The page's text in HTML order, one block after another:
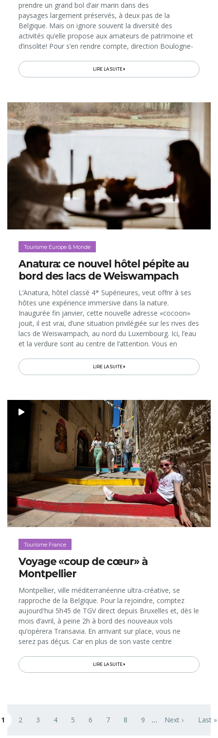
prendre un grand bol d’air marin dans des
paysages largement préservés, à deux pas de la
Belgique. Mais on ignore souvent la diversité des
activités qu’elle propose aux amateurs de patrimoine et
d’insolite! Pour s’en rendre compte, direction Boulogne-
stations balnéaires de Wimereux...
LIRE LA SUITE
Tourisme Europe & Monde
Anatura: ce nouvel hôtel pépite au
bord des lacs de Weiswampach
L’Anatura, hôtel classé 4* Supérieures, veut offrir à ses
hôtes une expérience immersive dans la nature.
Inaugurée fin janvier, cette nouvelle adresse «cocoon»
jouit, il est vrai, d’une situation privilégiée sur les rives des
lacs de Weiswampach, au nord du Luxembourg. Ici, l’eau
et la verdure sont au centre de l’attention. Vous en
contemporaine...
LIRE LA SUITE
Tourisme France
Voyage «coup de cœur» à
Montpellier
Montpellier, ville méditerranéenne ultra-créative, se
rapproche de la Belgique. Pour la rejoindre, comptez
aujourd'hui 5h45 de TGV direct depuis Bruxelles et, dès le
mois d’avril, à peine 2h à bord des nouveaux vols
qu’opérera Transavia. En arrivant sur place, vous ne
serez pas déçus. Car en plus de son vaste centre
patrimoine, en ambiance...LIRE LA SUITE
courante
1 Page
2 Page
3 Page
4 Page
5 Page
6 Page
7 Page
8 Page
9 … Next page
Next › Last
Last »